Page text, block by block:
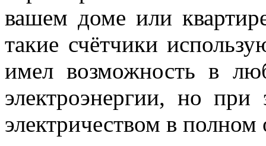
вашем доме или
такие счётчики
имел возможность в
электроэнергии, но при
электричеством в полном